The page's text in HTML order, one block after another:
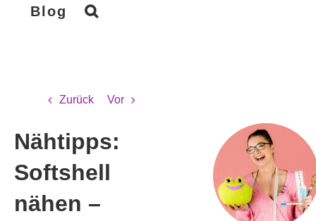
Blog
Zurück Vor
Nähtipps:
Softshell
nähen –